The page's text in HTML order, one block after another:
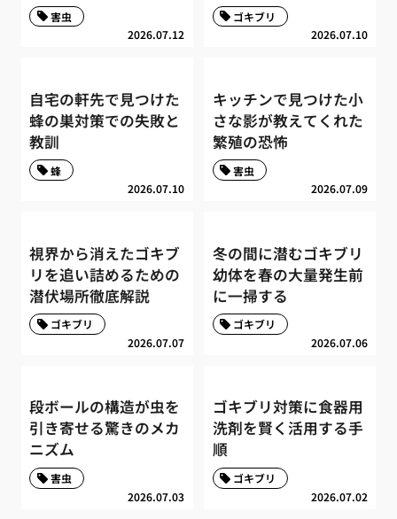
2026.07.12
害虫
2026.07.10
ゴキブリ
自宅の軒先で見つけた
蜂の巣対策での失敗と
教訓
2026.07.10
蜂
キッチンで見つけた小
さな影が教えてくれた
繁殖の恐怖
2026.07.09
害虫
視界から消えたゴキブ
リを追い詰めるための
潜伏場所徹底解説
2026.07.07
ゴキブリ
冬の間に潜むゴキブリ
幼体を春の大量発生前
に一掃する
2026.07.06
ゴキブリ
段ボールの構造が虫を
引き寄せる驚きのメカ
ニズム
2026.07.03
害虫
ゴキブリ対策に食器用
洗剤を賢く活用する手
順
2026.07.02
ゴキブリ